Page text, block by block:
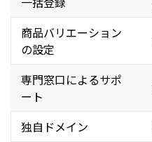
商品バリエーション
の設定
専門窓口によるサポ
ート
独自ドメイン